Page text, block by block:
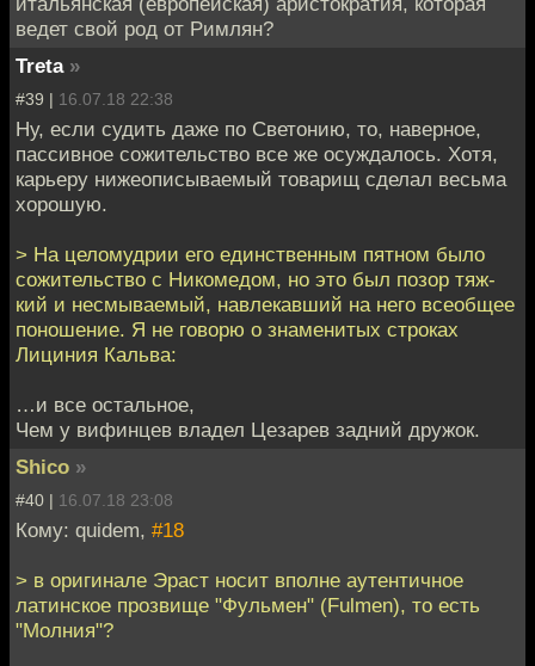
ведет свой род от Римлян?
Treta »
#39 | 16.07.18 22:38
Ну, если судить даже по Светонию, то, наверное,
пассивное сожительство все же осуждалось. Хотя,
карьеру нижеописываемый товарищ сделал весьма
хорошую.
> На цело­муд­рии его един­ст­вен­ным пят­ном было
сожи­тель­ство с Нико­медом, но это был позор тяж­
кий и несмы­ва­е­мый, навле­кав­ший на него все­об­щее
поно­ше­ние. Я не гово­рю о зна­ме­ни­тых стро­ках
Лици­ния Каль­ва:
…и все осталь­ное,
Чем у вифин­цев вла­дел Цеза­рев зад­ний дру­жок.
Shico »
#40 | 16.07.18 23:08
Кому: quidem, #18
> в оригинале Эраст носит вполне аутентичное
латинское прозвище "Фульмен" (Fulmen), то есть
"Молния"?